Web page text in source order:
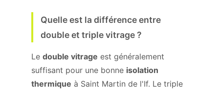
Quelle est la différence entre
double et triple vitrage ?
Le double vitrage est généralement
suffisant pour une bonne isolation
thermique à Saint Martin de l'If. Le triple